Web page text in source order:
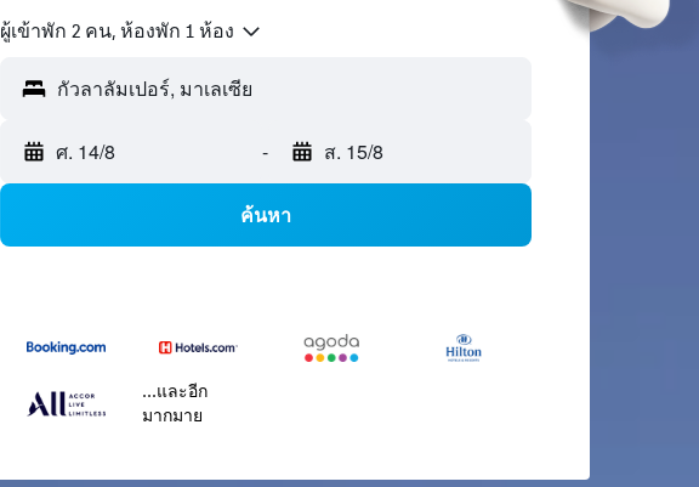
ผู้เข้าพัก 2 คน, ห้องพัก 1 ห้อง
ศ. 14/8 - ส. 15/8
ค้นหา
...และอีก
มากมาย